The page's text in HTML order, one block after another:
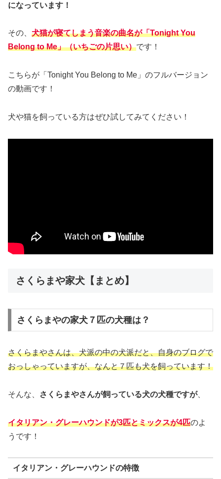
になっています！
その、 犬猫が寝てしまう音楽の曲名が「Tonight You
Belong to Me」（いちごの片思い）です！
こちらが「Tonight You Belong to Me」のフルバージョン
の動画です！
犬や猫を飼っている方はぜひ試してみてください！
さくらまや家犬【まとめ】
さくらまやの家犬７匹の犬種は？
さくらまやさんは、犬派の中の犬派だと、自身のブログで
おっしゃっていますが、なんと７匹も犬を飼っています！
そんな、 さくらまやさんが飼っている犬の犬種ですが、
イタリアン・グレーハウンドが3匹とミックスが4匹のよ
うです！
イタリアン・グレーハウンドの特徴